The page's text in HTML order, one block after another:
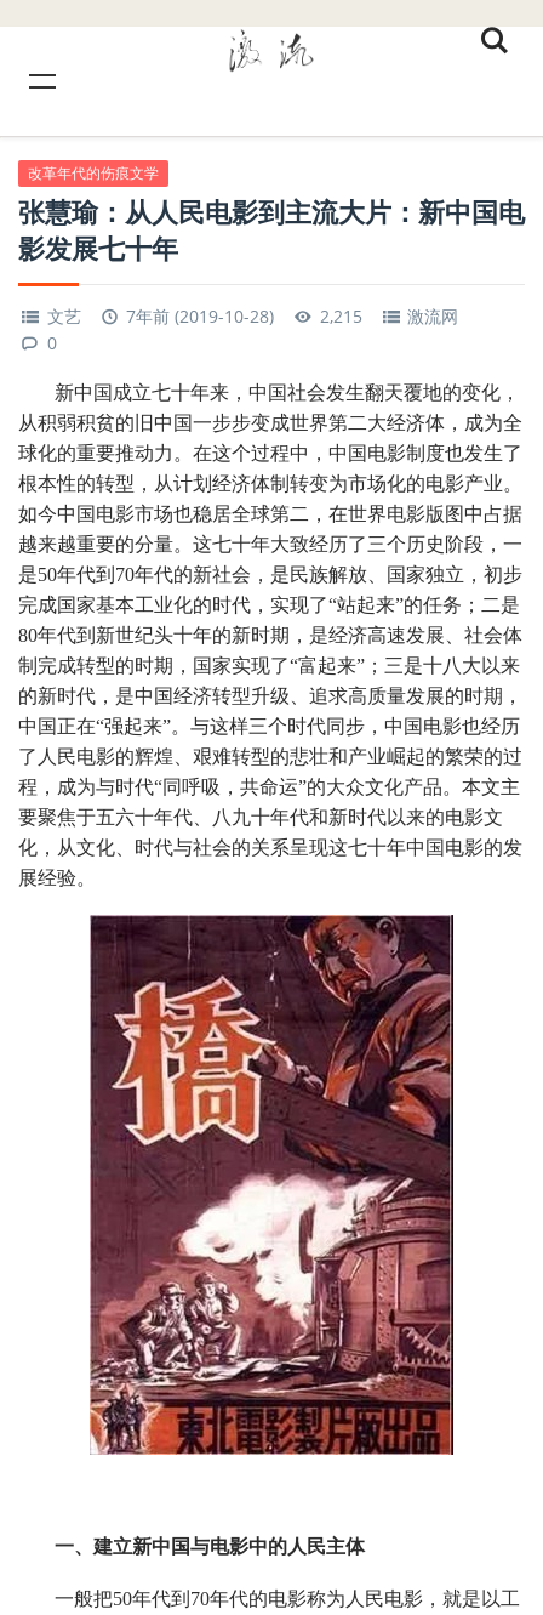
改革年代的伤痕文学
张慧瑜：从人民电影到主流大片：新中国电
影发展七十年
文艺 7年前 (2019-10-28) 2,215
激流网
0
新中国成立七十年来，中国社会发生翻天覆地的变化，
从积弱积贫的旧中国一步步变成世界第二大经济体，成为全
球化的重要推动力。在这个过程中，中国电影制度也发生了
根本性的转型，从计划经济体制转变为市场化的电影产业。
如今中国电影市场也稳居全球第二，在世界电影版图中占据
越来越重要的分量。这七十年大致经历了三个历史阶段，一
是50年代到70年代的新社会，是民族解放、国家独立，初步
完成国家基本工业化的时代，实现了“站起来”的任务；二是
80年代到新世纪头十年的新时期，是经济高速发展、社会体
制完成转型的时期，国家实现了“富起来”；三是十八大以来
的新时代，是中国经济转型升级、追求高质量发展的时期，
中国正在“强起来”。与这样三个时代同步，中国电影也经历
了人民电影的辉煌、艰难转型的悲壮和产业崛起的繁荣的过
程，成为与时代“同呼吸，共命运”的大众文化产品。本文主
要聚焦于五六十年代、八九十年代和新时代以来的电影文
化，从文化、时代与社会的关系呈现这七十年中国电影的发
展经验。
一、建立新中国与电影中的人民主体
一般把50年代到70年代的电影称为人民电影，就是以工